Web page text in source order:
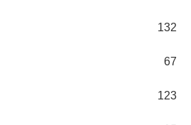
132
67
123